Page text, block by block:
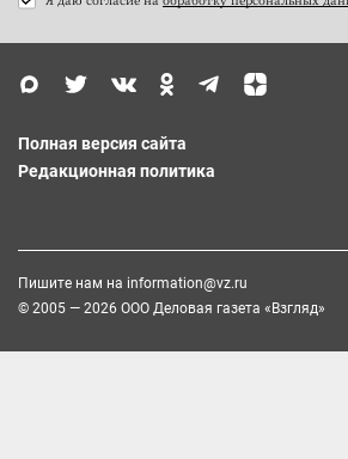
Полная версия сайта
Редакционная политика
Пишите нам на information@vz.ru
© 2005 — 2026 ООО Деловая газета «Взгляд»